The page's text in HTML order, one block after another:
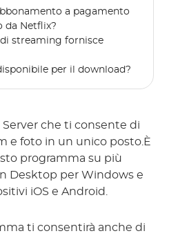
a pagamento
da Netflix?
streaming fornisce
per il download?
che ti consente di
e foto in un unico posto.È
programma su più
Desktop per Windows e
iOS e Android.
ti consentirà anche di